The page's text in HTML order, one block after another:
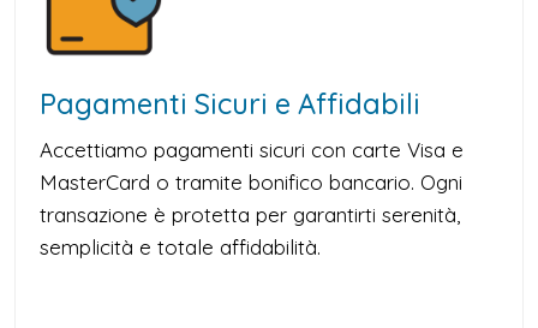
Pagamenti Sicuri e Affidabili
Accettiamo pagamenti sicuri con carte Visa e
MasterCard o tramite bonifico bancario. Ogni
transazione è protetta per garantirti serenità,
semplicità e totale affidabilità.